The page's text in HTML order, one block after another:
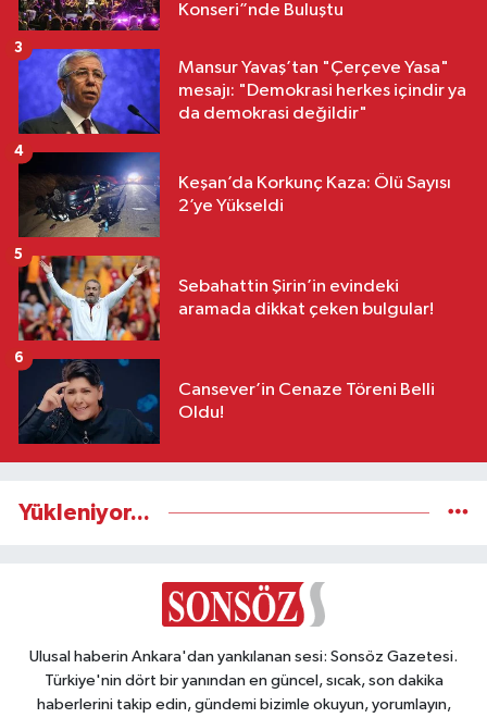
Konseri”nde Buluştu
Mansur Yavaş’tan "Çerçeve Yasa"
mesajı: "Demokrasi herkes içindir ya
da demokrasi değildir"
3
Keşan’da Korkunç Kaza: Ölü Sayısı
2’ye Yükseldi
4
Sebahattin Şirin’in evindeki
aramada dikkat çeken bulgular!
5
Cansever’in Cenaze Töreni Belli
Oldu!
6
Yükleniyor...
Ulusal haberin Ankara'dan yankılanan sesi: Sonsöz Gazetesi.
Türkiye'nin dört bir yanından en güncel, sıcak, son dakika
haberlerini takip edin, gündemi bizimle okuyun, yorumlayın,